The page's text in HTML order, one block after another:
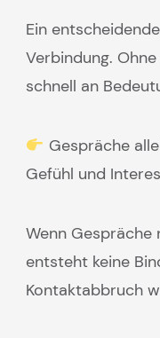
Ein
Verbindung.
schnell an
Gespräche
Gefühl und
Wenn
entsteht keine
Kontaktabbruch